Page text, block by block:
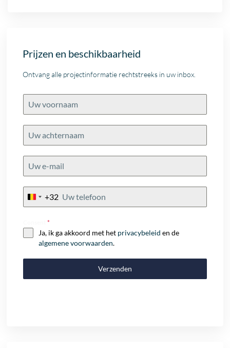
Prijzen en beschikbaarheid
Ontvang alle projectinformatie rechtstreeks in uw inbox.
Belgium
+32
Consent*
Ja, ik ga akkoord met het privacybeleid en de
algemene voorwaarden.
Verzenden